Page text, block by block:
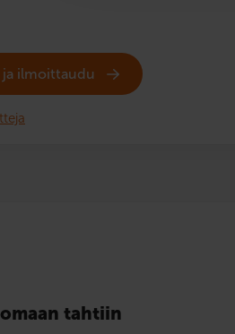
ja ilmoittaudu
tahtiin